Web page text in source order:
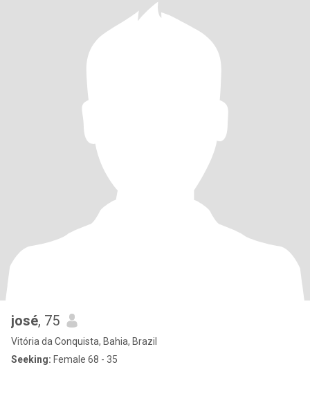
josé, 75
Vitória da Conquista, Bahia, Brazil
Seeking: Female 68 - 35